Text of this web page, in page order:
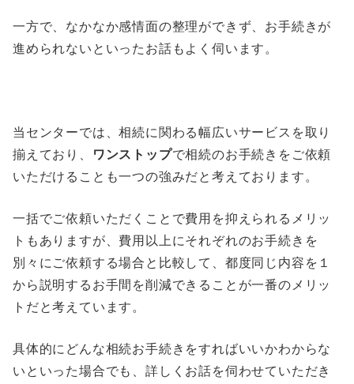
一方で、なかなか感情面の整理ができず、お手続きが
進められないといったお話もよく伺います。
当センターでは、相続に関わる幅広いサービスを取り
揃えており、
ワンストップで相続のお手続きをご依頼
いただけることも一つの強みだと考えております。
一括でご依頼いただくことで費用を抑えられるメリッ
トもありますが、費用以上にそれぞれのお手続きを
別々にご依頼する場合と比較して、都度同じ内容を１
から説明するお手間を削減できることが一番のメリッ
トだと考えています。
具体的にどんな相続お手続きをすればいいかわからな
いといった場合でも、詳しくお話を伺わせていただき